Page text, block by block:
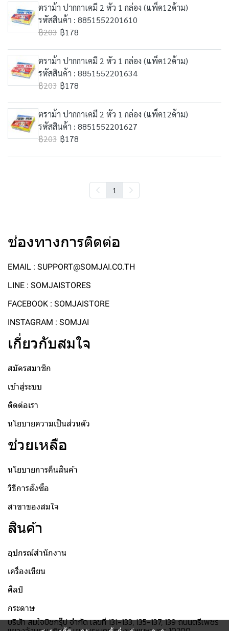
ตราม้า ปากกาเคมี 2 หัว 1 กล่อง (แพ็ค12ด้าม)
รหัสสินค้า : 8851552201610
฿203 ฿178
ตราม้า ปากกาเคมี 2 หัว 1 กล่อง (แพ็ค12ด้าม)
รหัสสินค้า : 8851552201634
฿203 ฿178
ตราม้า ปากกาเคมี 2 หัว 1 กล่อง (แพ็ค12ด้าม)
รหัสสินค้า : 8851552201627
฿203 ฿178
1
ช่องทางการติดต่อ
EMAIL : SUPPORT@SOMJAI.CO.TH
LINE : SOMJAISTORES
FACEBOOK : SOMJAISTORE
INSTAGRAM : SOMJAI
เกี่ยวกับสมใจ
สมัครสมาชิก
เข้าสู่ระบบ
ติดต่อเรา
นโยบายความเป็นส่วนตัว
ช่วยเหลือ
นโยบายการคืนสินค้า
วิธีการสั่งซื้อ
สาขาของสมใจ
สินค้า
อุปกรณ์สำนักงาน
เครื่องเขียน
ศิลป์
กระดาษ
บริษัท สมใจบิซกรุ๊ป จำกัด เลขที่ 131-133, 135-137, 139 ถนนตรีเพชร